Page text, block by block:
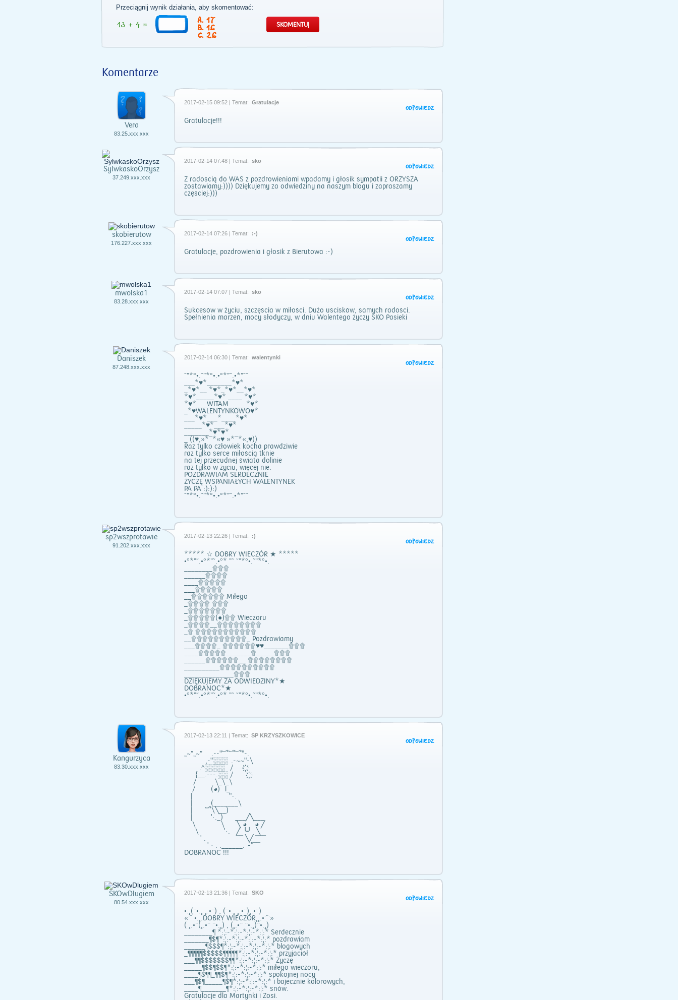
Przeciągnij wynik działania, aby skomentować:
17
16
26
Komentarze
Vera
83.25.xxx.xxx
2017-02-15 09:52 | Temat: Gratulacje
ODPOWIEDZ
Gratulacje!!!
SylwkaskoOrzysz
37.249.xxx.xxx
2017-02-14 07:48 | Temat: sko
ODPOWIEDZ
Z radością do WAS z pozdrowieniami wpadamy i głosik sympatii z ORZYSZA
zostawiamy:)))) Dziękujemy za odwiedziny na naszym blogu i zapraszamy
częściej:)))
skobierutow
176.227.xxx.xxx
2017-02-14 07:26 | Temat: :-)
ODPOWIEDZ
Gratulacje, pozdrowienia i głosik z Bierutowa :-)
mwolska1
83.28.xxx.xxx
2017-02-14 07:07 | Temat: sko
ODPOWIEDZ
Sukcesów w życiu, szczęścia w miłości. Dużo uścisków, samych radości.
Spełnienia marzeń, mocy słodyczy, w dniu Walentego życzy SKO Pasieki
Daniszek
87.248.xxx.xxx
2017-02-14 06:30 | Temat: walentynki
ODPOWIEDZ
˜”*°•.˜”*°•.•°*”˜.•*”˜˜
___*♥*_______*♥*
_*♥*__ *♥*_*♥*__*♥*
*♥*_____*♥* ____ *♥*
*♥*___WITAM_____*♥*
_*♥WALENTYNKOWO♥*
___*♥*___*____*♥*
_____*♥*___*♥*
_______*♥*♥*
_ ((♥,»*¯*«♥ »*¯*«,♥))
Raz tylko człowiek kocha prawdziwie
raz tylko serce miłością tknie
na tej przecudnej świata dolinie
raz tylko w życiu, więcej nie.
POZDRAWIAM SERDECZNIE
ŻYCZĘ WSPANIAŁYCH WALENTYNEK
PA PA :):):)
˜”*°•.˜”*°•.•°*”˜.•*”˜˜
sp2wszprotawie
91.202.xxx.xxx
2017-02-13 22:26 | Temat: :)
ODPOWIEDZ
***** ☆ DOBRY WIECZÓR ★ *****
•°*”˜.•°*”˜.•°* ”˜ ˜”*°•.˜”*°•.
________۩۩۩
______۩۩۩۩
____۩۩۩۩۩
___۩۩۩۩۩
__۩۩۩۩۩۩ Miłego
_۩۩۩۩ ۩۩۩
_۩۩۩۩۩۩۩
_۩۩۩۩۩(●)۩۩ Wieczoru
_۩۩۩۩__۩۩۩۩۩۩۩۩
_۩ ۩۩۩۩۩۩۩۩۩۩۩
__۩۩۩۩۩۩۩۩۩۩_ Pozdrawiamy
___۩۩۩۩_ ۩۩۩۩۩۩♥♥_______۩۩۩
____۩۩۩۩۩_______۩_____۩۩۩
______۩۩۩۩۩۩__ ۩۩۩۩۩۩۩۩
__________۩۩۩۩۩۩۩۩۩۩
______________۩۩۩
DZIĘKUJEMY ZA ODWIEDZINY*★
DOBRANOC*★
•°*”˜.•°*”˜.•°* ”˜ ˜”*°•.˜”*°•.
Kangurzyca
83.30.xxx.xxx
2017-02-13 22:11 | Temat: SP KRZYSZKOWICE
ODPOWIEDZ
„~”„~” .--"՟՞՟՞՟՞"-.
,-"░░░ .-~~"-\
.^░░░░ / ҉҉.
{__.---.░░ / ҉
/ \_\_\
/ (◕) l_
| "-.
| (_______\
| ՟՞\╲__)
| '·._) ___╱╲___
\ \ ╲ ◕ ◕ ╱
\ '·. ╱ ╰╯ ╲
' . ¯¯ ╲╱ ¯¯¯
' · . .______. -"¯¯
DOBRANOC !!!
SKOwDlugiem
80.54.xxx.xxx
2017-02-13 21:36 | Temat: SKO
ODPOWIEDZ
•.¸(``•.¸ ¸.•`´) , (``•.¸ ¸.•`´)¸.•`´)
«´¨ •.¸.DOBRY WIECZÓR¸¸.•´¨`»
( ¸.•`´(¸.•`´ ``•.¸) , (¸.•`´ ``•.¸)``•.¸)
________¶ *:¦:-*:¦:-*:¦:-*:¦:* Serdecznie
_______¶$¶*:¦:-*:¦:-*:¦:-*:¦:* pozdrawiam
______¶$$$¶*:¦:-*:¦:-*:¦:-*:¦:* blogowych
_¶¶¶¶¶$$$$$¶¶¶¶¶*:¦:-*:¦:-*:¦:* przyjaciół
___¶¶$$$$$$$¶¶*:¦:-*:¦:-*:¦:* Życzę
_____¶$$¶$$¶*:¦:-*:¦:-*:¦:* miłego wieczoru,
____¶$¶¶_¶¶$¶*:¦:-*:¦:-*:¦:* spokojnej nocy
___¶$¶_____¶$¶*:¦:-*:¦:-*:¦:* i bajecznie kolorowych,
____¶_______¶*:¦:-*:¦:-*:¦:* snów.
Gratulacje dla Martynki i Zosi.